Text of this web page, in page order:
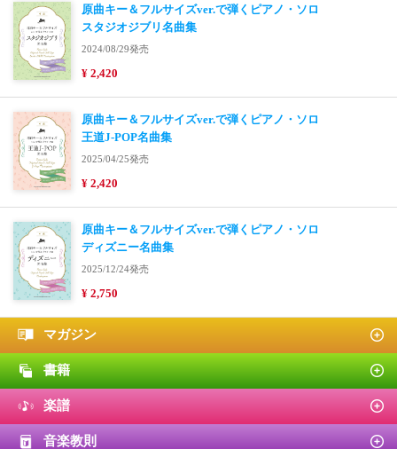
原曲キー＆フルサイズver.で弾くピアノ・ソロ
スタジオジブリ名曲集
2024/08/29発売
¥ 2,420
原曲キー＆フルサイズver.で弾くピアノ・ソロ
王道J-POP名曲集
2025/04/25発売
¥ 2,420
原曲キー＆フルサイズver.で弾くピアノ・ソロ
ディズニー名曲集
2025/12/24発売
¥ 2,750
マガジン
書籍
楽譜
音楽教則